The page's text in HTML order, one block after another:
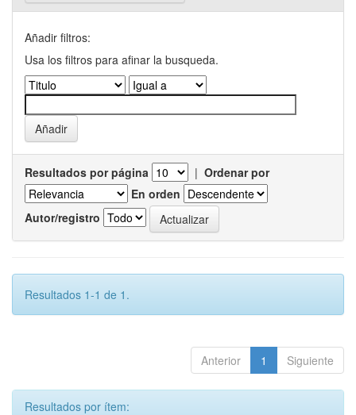
Añadir filtros:
Usa los filtros para afinar la busqueda.
Resultados por página | Ordenar por
En orden
Autor/registro
Resultados 1-1 de 1.
Anterior 1 Siguiente
Resultados por ítem: